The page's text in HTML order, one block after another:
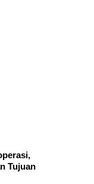
Tujuan